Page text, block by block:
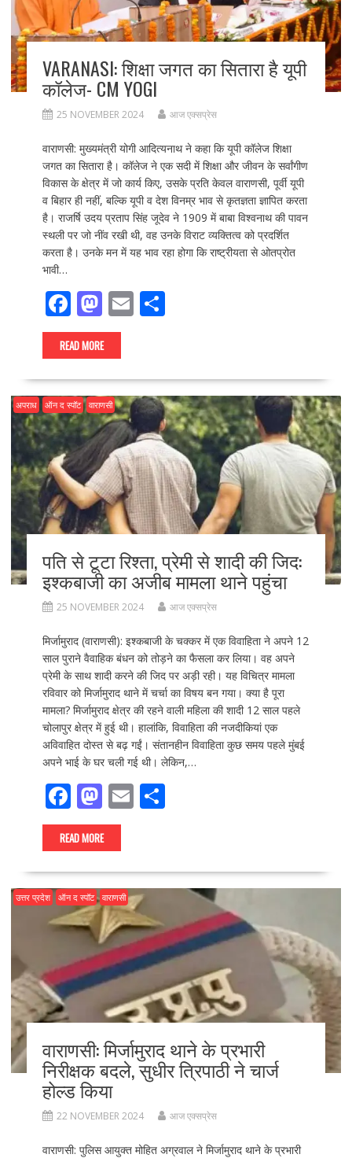
VARANASI: शिक्षा जगत का सितारा है यूपी
कॉलेज- CM YOGI
25 NOVEMBER 2024 आज एक्सप्रेस
वाराणसी: मुख्यमंत्री योगी आदित्यनाथ ने कहा कि यूपी कॉलेज शिक्षा
जगत का सितारा है। कॉलेज ने एक सदी में शिक्षा और जीवन के सर्वांगीण
विकास के क्षेत्र में जो कार्य किए, उसके प्रति केवल वाराणसी, पूर्वी यूपी
व बिहार ही नहीं, बल्कि यूपी व देश विनम्र भाव से कृतज्ञता ज्ञापित करता
है। राजर्षि उदय प्रताप सिंह जूदेव ने 1909 में बाबा विश्वनाथ की पावन
स्थली पर जो नींव रखी थी, वह उनके विराट व्यक्तित्व को प्रदर्शित
करता है। उनके मन में यह भाव रहा होगा कि राष्ट्रीयता से ओतप्रोत
भावी…
F
ac
e
b
o
o
k
M
as
to
d
o
n
E
l
S
e
READ MORE
अपराध ऑन द स्पॉट वाराणसी
पति से टूटा रिश्ता, प्रेमी से शादी की जिद:
इश्कबाजी का अजीब मामला थाने पहुंचा
25 NOVEMBER 2024 आज एक्सप्रेस
मिर्जामुराद (वाराणसी): इश्कबाजी के चक्कर में एक विवाहिता ने अपने 12
साल पुराने वैवाहिक बंधन को तोड़ने का फैसला कर लिया। वह अपने
प्रेमी के साथ शादी करने की जिद पर अड़ी रही। यह विचित्र मामला
रविवार को मिर्जामुराद थाने में चर्चा का विषय बन गया। क्या है पूरा
मामला? मिर्जामुराद क्षेत्र की रहने वाली महिला की शादी 12 साल पहले
चोलापुर क्षेत्र में हुई थी। हालांकि, विवाहिता की नजदीकियां एक
अविवाहित दोस्त से बढ़ गईं। संतानहीन विवाहिता कुछ समय पहले मुंबई
अपने भाई के घर चली गई थी। लेकिन,…
F
ac
e
b
o
o
k
M
as
to
d
o
n
E
l
S
e
READ MORE
उत्तर प्रदेश ऑन द स्पॉट वाराणसी
वाराणसी: मिर्जामुराद थाने के प्रभारी
निरीक्षक बदले, सुधीर त्रिपाठी ने चार्ज
होल्ड किया
22 NOVEMBER 2024 आज एक्सप्रेस
वाराणसी: पुलिस आयुक्त मोहित अग्रवाल ने मिर्जामुराद थाने के प्रभारी